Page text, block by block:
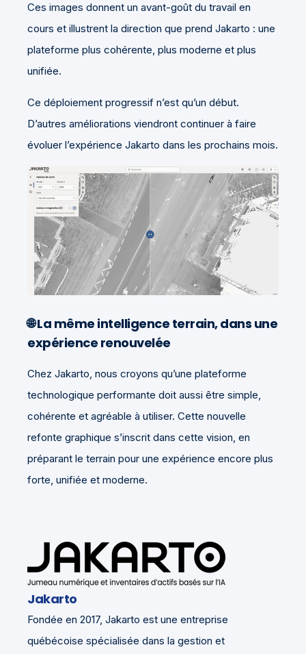
Ces images donnent un avant-goût du travail en
cours et illustrent la direction que prend Jakarto : une
plateforme plus cohérente, plus moderne et plus
unifiée.
Ce déploiement progressif n’est qu’un début.
D’autres améliorations viendront continuer à faire
évoluer l’expérience Jakarto dans les prochains mois.
🌐 La même intelligence terrain, dans une
expérience renouvelée
Chez Jakarto, nous croyons qu’une plateforme
technologique performante doit aussi être simple,
cohérente et agréable à utiliser. Cette nouvelle
refonte graphique s’inscrit dans cette vision, en
préparant le terrain pour une expérience encore plus
forte, unifiée et moderne.
Jakarto
Fondée en 2017, Jakarto est une entreprise
québécoise spécialisée dans la gestion et